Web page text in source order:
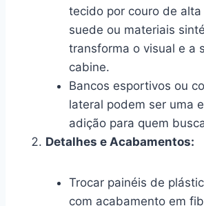
tecido por couro de
suede ou materiais
transforma o visual e a
cabine.
Bancos esportivos ou
lateral podem ser uma
adição para quem
Detalhes e Acabamentos:
Trocar painéis de
com acabamento em